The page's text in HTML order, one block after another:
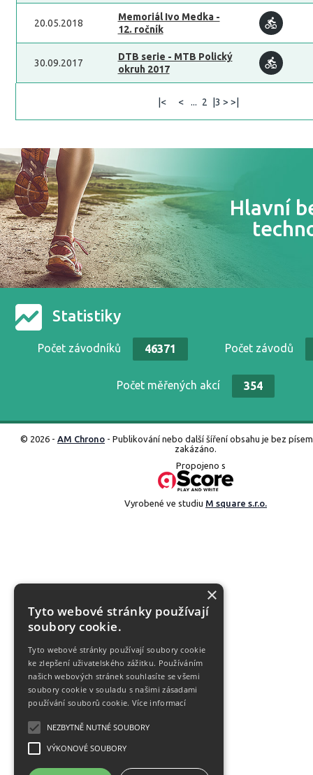
20.05.2018
Memoriál Ivo Medka -
12. ročník
30.09.2017
DTB serie - MTB Polický
okruh 2017
|< < ... 2 |3 > >|
Hlavní
Statistiky
Počet závodníků 46371 Počet závodů
Počet měřených akcí 354
© 2026 - AM Chrono - Publikování nebo další šíření obsahu je bez
zakázáno.
Propojeno s
Vyrobené ve studiu M square s.r.o.
×
Tyto webové stránky používají
soubory cookie.
Tyto webové stránky používají soubory cookie
ke zlepšení uživatelského zážitku. Používáním
našich webových stránek souhlasíte se všemi
soubory cookie v souladu s našimi zásadami
používání souborů cookie. Více informací
NEZBYTNĚ NUTNÉ SOUBORY
VÝKONOVÉ SOUBORY